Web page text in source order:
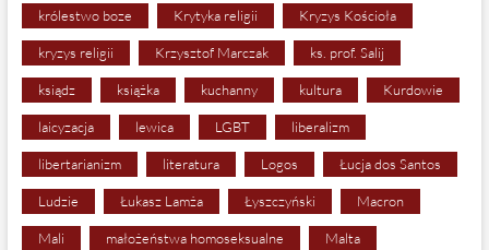
królestwo boze Krytyka religii Kryzys Kościoła
kryzys religii Krzysztof Marczak ks. prof. Salij
ksiądz książka kuchanny kultura Kurdowie
laicyzacja lewica LGBT liberalizm
libertarianizm literatura Logos Łucja dos Santos
Ludzie Łukasz Lamża Łyszczyński Macron
Mali małożeństwa homoseksualne Malta